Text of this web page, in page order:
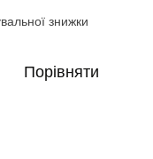
знижки
Порівняти